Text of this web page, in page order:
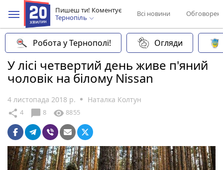
Пишеш ти! Коментує
Тернопіль
Всі новини
Робота у Тернополі! Огляди
У лісі четвертий день живе п'яний
чоловік на білому Nissan
4 листопада 2018 р. Наталка Колтун
share 4 chat_bubble 8 visibility 8855